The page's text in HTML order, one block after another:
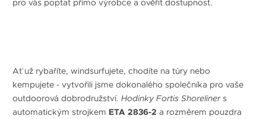
pro vás poptat přímo výrobce a ověřit dostupnost.
Ať už rybaříte, windsurfujete, chodíte na túry nebo
kempujete - vytvořili jsme dokonalého společníka pro vaše
outdoorová dobrodružství. Hodinky Fortis Shoreliner s
automatickým strojkem ETA 2836-2 a rozměrem pouzdra